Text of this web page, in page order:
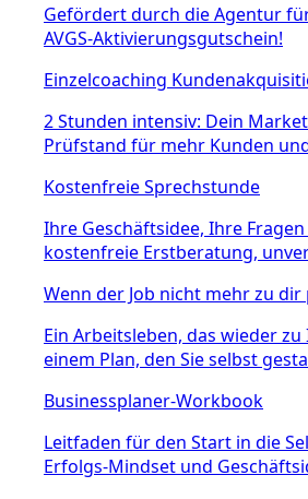
Gefördert durch die Agentur
AVGS-Aktivierungsgutschein!
Einzelcoaching
2 Stunden intensiv: Dein
Prüfstand für mehr Kunden
Kostenfreie Sprechstunde
Ihre Geschäftsidee, Ihre
kostenfreie Erstberatung,
Wenn der Job nicht mehr zu dir
Ein Arbeitsleben, das wieder
einem Plan, den Sie selbst
Businessplaner-Workbook
Leitfaden für den Start in die
Erfolgs-Mindset und